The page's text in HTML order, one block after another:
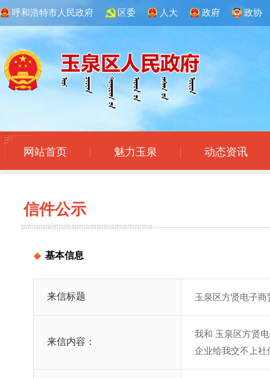
呼和浩特市人民政府 区委 人大 政府 政协
网站首页 魅力玉泉 动态资讯
信件公示
基本信息
来信标题 玉泉区方贤电子商
来信内容：
我和 玉泉区方贤
企业给我交不上